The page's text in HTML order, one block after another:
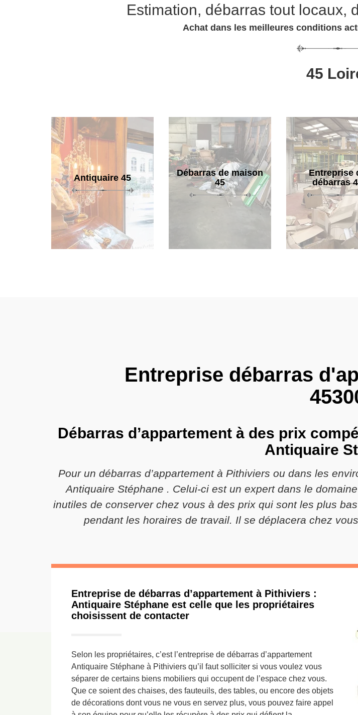
Estimation, débarras tout locaux,
Achat dans les meilleures conditions
45
Antiquaire 45
Débarras de maison
45
Entreprise
débarras
Entreprise débarras
Débarras d’appartement à des prix
Antiquaire
Pour un débarras d’appartement à Pithiviers ou dans les
Antiquaire Stéphane . Celui-ci est un expert dans le
inutiles de conserver chez vous à des prix qui sont les plus
pendant les horaires de travail. Il se déplacera chez
Entreprise de débarras d’appartement à Pithiviers :
Antiquaire Stéphane est celle que les propriétaires
choisissent de contacter
Selon les propriétaires, c’est l’entreprise de débarras d’appartement
Antiquaire Stéphane à Pithiviers qu’il faut solliciter si vous voulez vous
séparer de certains biens mobiliers qui occupent de l’espace chez vous.
Que ce soient des chaises, des fauteuils, des tables, ou encore des objets
de décorations dont vous ne vous en servez plus, vous pouvez faire appel